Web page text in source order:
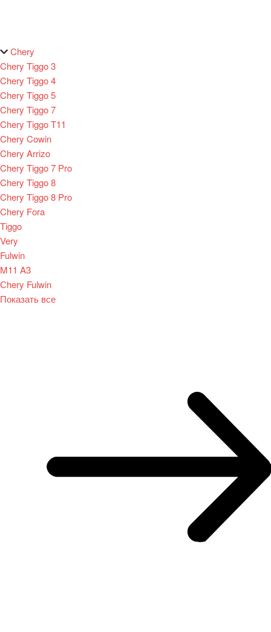
Chery
Chery Tiggo 3
Chery Tiggo 4
Chery Tiggo 5
Chery Tiggo 7
Chery Tiggo T11
Chery Cowin
Chery Arrizo
Chery Tiggo 7 Pro
Chery Tiggo 8
Chery Tiggo 8 Pro
Chery Fora
Tiggo
Very
Fulwin
M11 A3
Сhery Fulwin
Показать все